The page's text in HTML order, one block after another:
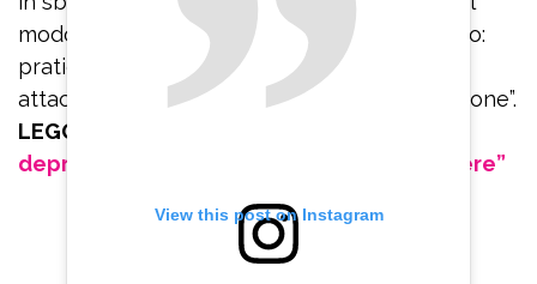
modo corretto. Quindi rinnovo il mio consiglio:
praticate Hatha yoga se volete uscire dagli
attacchi di panico che portano alla depressione”.
LEGGI ANCHE:
depressione: “Sono sparita per sopravvivere”
View this post on Instagram